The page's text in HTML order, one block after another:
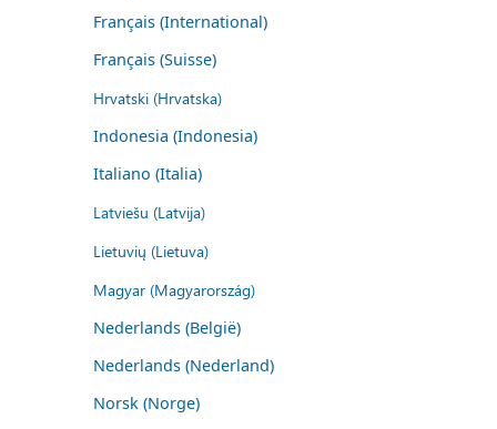
Français (International)
Français (Suisse)
Hrvatski (Hrvatska)
Indonesia (Indonesia)
Italiano (Italia)
Latviešu (Latvija)
Lietuvių (Lietuva)
Magyar (Magyarország)
Nederlands (België)
Nederlands (Nederland)
Norsk (Norge)